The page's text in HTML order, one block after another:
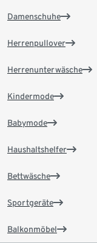
Damenschuhe
Herrenpullover
Herrenunterwäsche
Kindermode
Babymode
Haushaltshelfer
Bettwäsche
Sportgeräte
Balkonmöbel